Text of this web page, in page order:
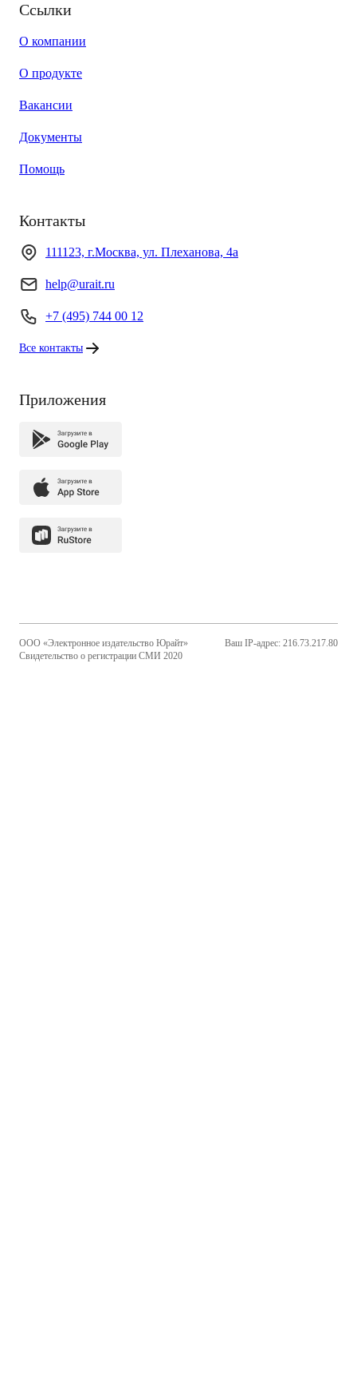
Ссылки
О компании
О продукте
Вакансии
Документы
Помощь
Контакты
111123, г.Москва, ул. Плеханова, 4а
help@urait.ru
+7 (495) 744 00 12
Все контакты
Приложения
ООО «Электронное издательство Юрайт»
Свидетельство о регистрации СМИ 2020
Ваш IP-адрес: 216.73.217.80